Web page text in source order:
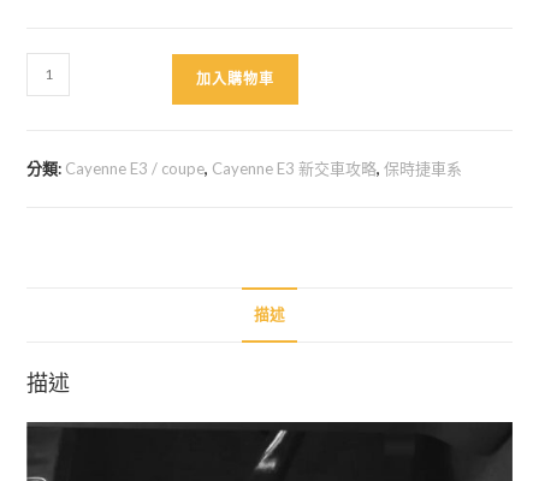
Cayenne
E3
屬
加入購物車
分類: Cayenne E3 / coupe, Cayenne E3 新交車攻略,保時捷車系
描述
描述